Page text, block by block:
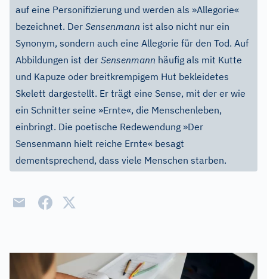
auf eine Personifizierung und werden als »Allegorie«
bezeichnet. Der Sensenmann ist also nicht nur ein
Synonym, sondern auch eine Allegorie für den Tod. Auf
Abbildungen ist der Sensenmann häufig als mit Kutte
und Kapuze oder breitkrempigem Hut bekleidetes
Skelett dargestellt. Er trägt eine Sense, mit der er wie
ein Schnitter seine »Ernte«, die Menschenleben,
einbringt. Die poetische Redewendung »Der
Sensenmann hielt reiche Ernte« besagt
dementsprechend, dass viele Menschen starben.